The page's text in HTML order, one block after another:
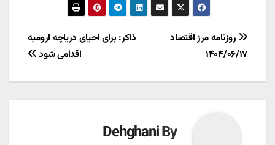
راهبری
نوشته
ذاکر: برای احیای دریاچه ارومیه
اقدامی شود
روزنامه مرز اقتصاد
۱۴۰۴/۰۶/۱۷
By
Dehghani